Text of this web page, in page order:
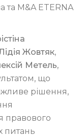
та M&A ETERNA
Жовтяк,
Метель,
що
рішення,
правового
питань